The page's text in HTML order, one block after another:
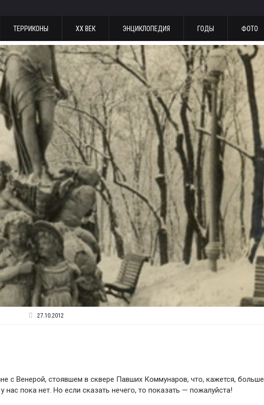
ТЕРРИКОНЫ ХХ ВЕК ЭНЦИКЛОПЕДИЯ ГОДЫ ФОТО
27.10.2012
с Венерой, стоявшем в сквере Павших Коммунаров, что, кажется, больше
пока нет. Но если сказать нечего, то показать — пожалуйста!